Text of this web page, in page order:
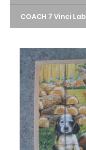
COACH 7 Vinci Lab